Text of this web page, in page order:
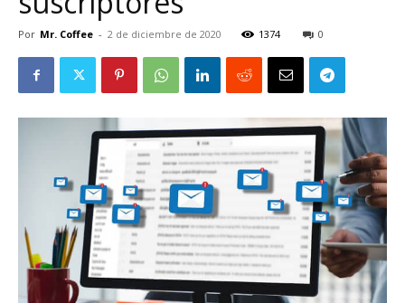
Por Mr. Coffee - 2 de diciembre de 2020 1374 0